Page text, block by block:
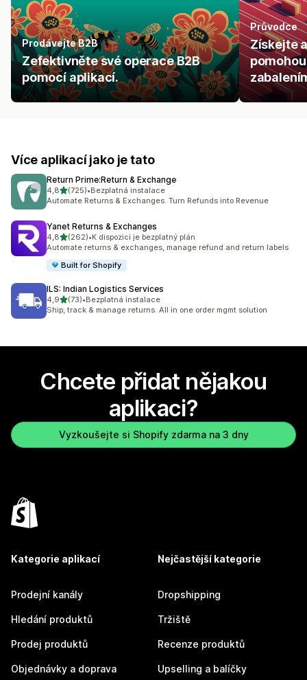
Prodávejte B2B
Zefektivněte své operace B2B
pomocí aplikací.
Průvodce
Získejte
Více aplikací jako je tato
Return Prime:Return & Exchange
4,8z 5 hvězd
(725)
Celkový počet recenzí: 725
•Bezplatná instalace
Automate Returns & Exchanges. Turn Refunds into Revenue
Yanet Returns & Exchanges
4,8z 5 hvězd
(262)
Celkový počet recenzí: 262
•K dispozici je bezplatný plán
Automate returns & exchanges, manage refund and return labels
Built for Shopify
ILS: Indian Logistics Services
4,9z 5 hvězd
(73)
Celkový počet recenzí: 73
•Bezplatná instalace
Ship, track & manage returns. All in one order mgmt solution
Chcete přidat nějakou
aplikaci?
Vyzkoušejte si Shopify zdarma na 3 dny
Kategorie aplikací
Prodejní kanály
Hledání produktů
Prodej produktů
Objednávky a doprava
Nejčastější kategorie
Dropshipping
Tržiště
Recenze produktů
Upselling a balíčky